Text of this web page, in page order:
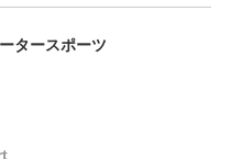
タースポーツ